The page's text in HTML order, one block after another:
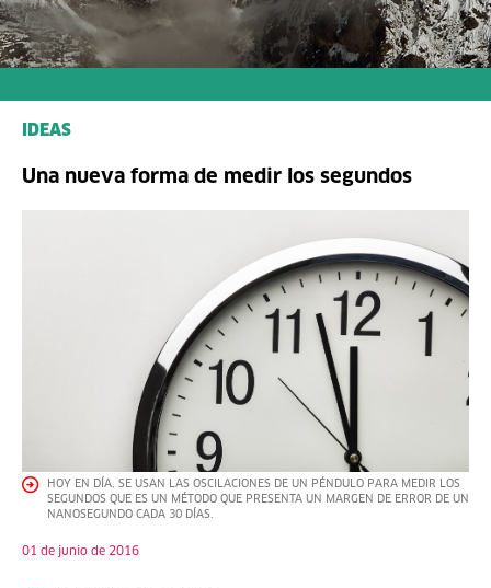
IDEAS
Una nueva forma de medir los segundos
HOY EN DÍA, SE USAN LAS OSCILACIONES DE UN PÉNDULO PARA MEDIR LOS
SEGUNDOS QUE ES UN MÉTODO QUE PRESENTA UN MARGEN DE ERROR DE UN
NANOSEGUNDO CADA 30 DÍAS.
01 de junio de 2016